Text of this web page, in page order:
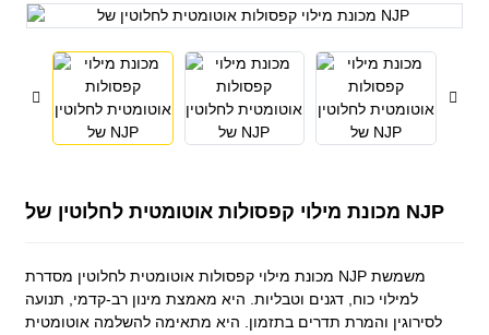
מכונת מילוי קפסולות אוטומטית לחלוטין של NJP
מכונת מילוי קפסולות אוטומטית לחלוטין מסדרת NJP משמשת
למילוי כוח, דגנים וטבליות. היא מאמצת מינון רב-קדמי, תנועה
לסירוגין והמרת תדרים בתזמון. היא מתאימה להשלמה אוטומטית